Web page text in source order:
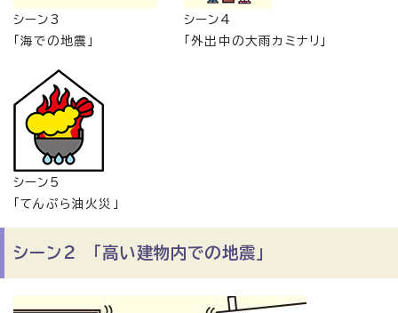
シーン3
「海での地震」
シーン4
「外出中の大雨カミナリ」
シーン5
「てんぷら油火災」
シーン2 「高い建物内での地震」